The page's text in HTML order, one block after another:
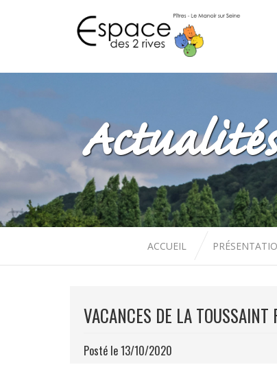
Actualités
ACCUEIL
VACANCES DE LA TOUSSAINT
Posté le 13/10/2020